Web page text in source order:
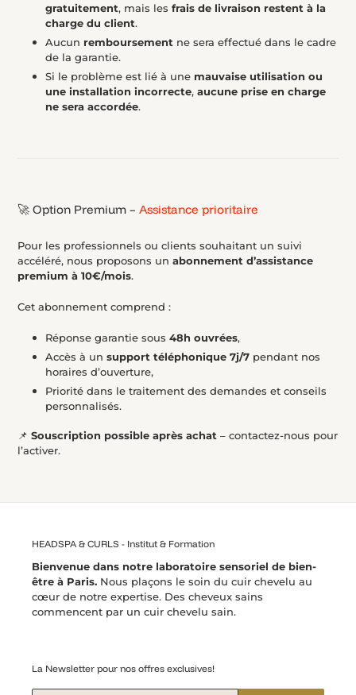
gratuitement, mais les frais de livraison restent à la
charge du client.
Aucun remboursement ne sera effectué dans le cadre
de la garantie.
Si le problème est lié à une mauvaise utilisation ou
une installation incorrecte, aucune prise en charge
ne sera accordée.
🚀 Option Premium – Assistance prioritaire
Pour les professionnels ou clients souhaitant un suivi
accéléré, nous proposons un abonnement d’assistance
premium à 10€/mois.
Cet abonnement comprend :
Réponse garantie sous 48h ouvrées,
Accès à un support téléphonique 7j/7 pendant nos
horaires d’ouverture,
Priorité dans le traitement des demandes et conseils
personnalisés.
📌 Souscription possible après achat – contactez-nous pour
l’activer.
HEADSPA & CURLS - Institut & Formation
Bienvenue dans notre laboratoire sensoriel de bien-
être à Paris. Nous plaçons le soin du cuir chevelu au
cœur de notre expertise. Des cheveux sains
commencent par un cuir chevelu sain.
La Newsletter pour nos offres exclusives!